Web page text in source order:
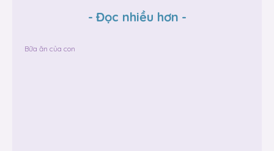
- Đọc nhiều hơn -
Bữa ăn của con